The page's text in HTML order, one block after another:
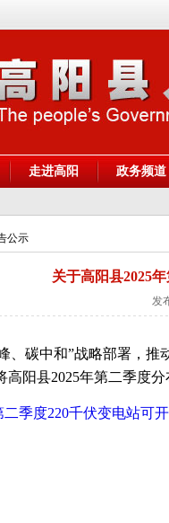
走进高阳 政务频道
公示
关于高阳县2025
发
、碳中和”战略部署，
阳县2025年第二季度分
二季度220千伏变电站可